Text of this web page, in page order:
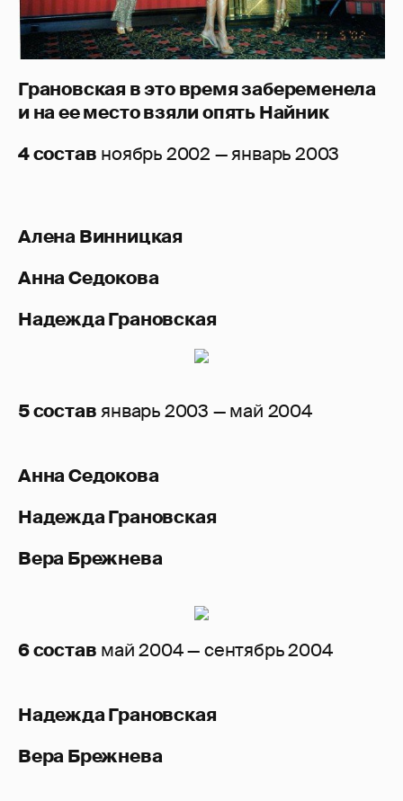
Грановская в это время забеременела
и на ее место взяли опять Найник
4 состав ноябрь 2002 — январь 2003
Алена Винницкая
Анна Седокова
Надежда Грановская
5 составянварь 2003 — май 2004
Анна Седокова
Надежда Грановская
Вера Брежнева
6 состав май 2004 — сентябрь 2004
Надежда Грановская
Вера Брежнева